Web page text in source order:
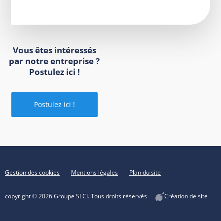
Vous êtes intéressés
par notre entreprise ?
Postulez ici !
Postulez ici !
Gestion des cookies Mentions légales Plan du site
copyright © 2026 Groupe SLCI. Tous droits réservés Création de site